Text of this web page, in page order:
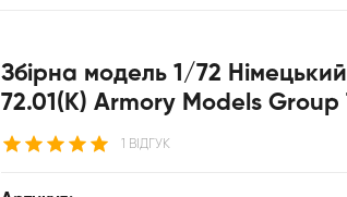
Збірна модель 1/72
72.01(K) Armory Models Group
1 ВІДГУК